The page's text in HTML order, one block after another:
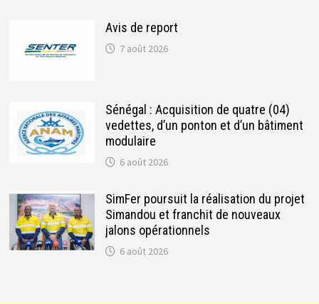
Avis de report
7 août 2026
Sénégal : Acquisition de quatre (04)
vedettes, d’un ponton et d’un bâtiment
modulaire
6 août 2026
SimFer poursuit la réalisation du projet
Simandou et franchit de nouveaux
jalons opérationnels
6 août 2026